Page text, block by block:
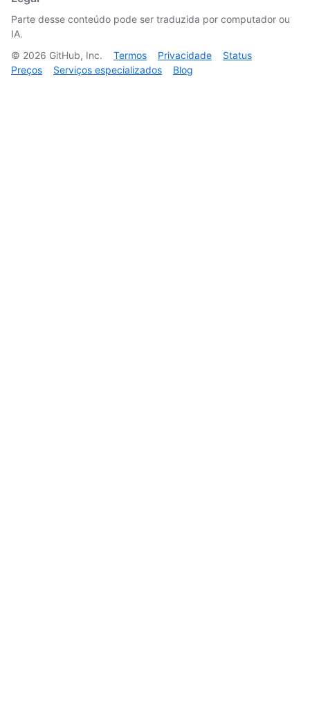
Parte desse conteúdo pode ser traduzida por computador ou
IA.
© 2026 GitHub, Inc. Termos Privacidade
Status
Preços
Serviços especializados Blog